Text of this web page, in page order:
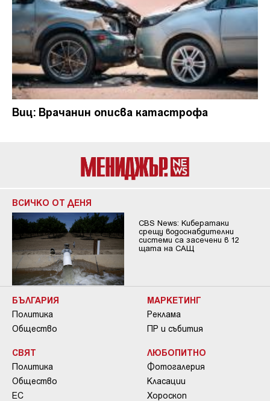
Виц: Врачанин описва катастрофа
ВСИЧКО ОТ ДЕНЯ
CBS News: Кибератаки
срещу водоснабдителни
системи са засечени в 12
щата на САЩ
БЪЛГАРИЯ
Политика
Общество
СВЯТ
Политика
Общество
ЕС
МАРКЕТИНГ
Реклама
ПР и събития
ЛЮБОПИТНО
Фотогалерия
Класации
Хороскоп